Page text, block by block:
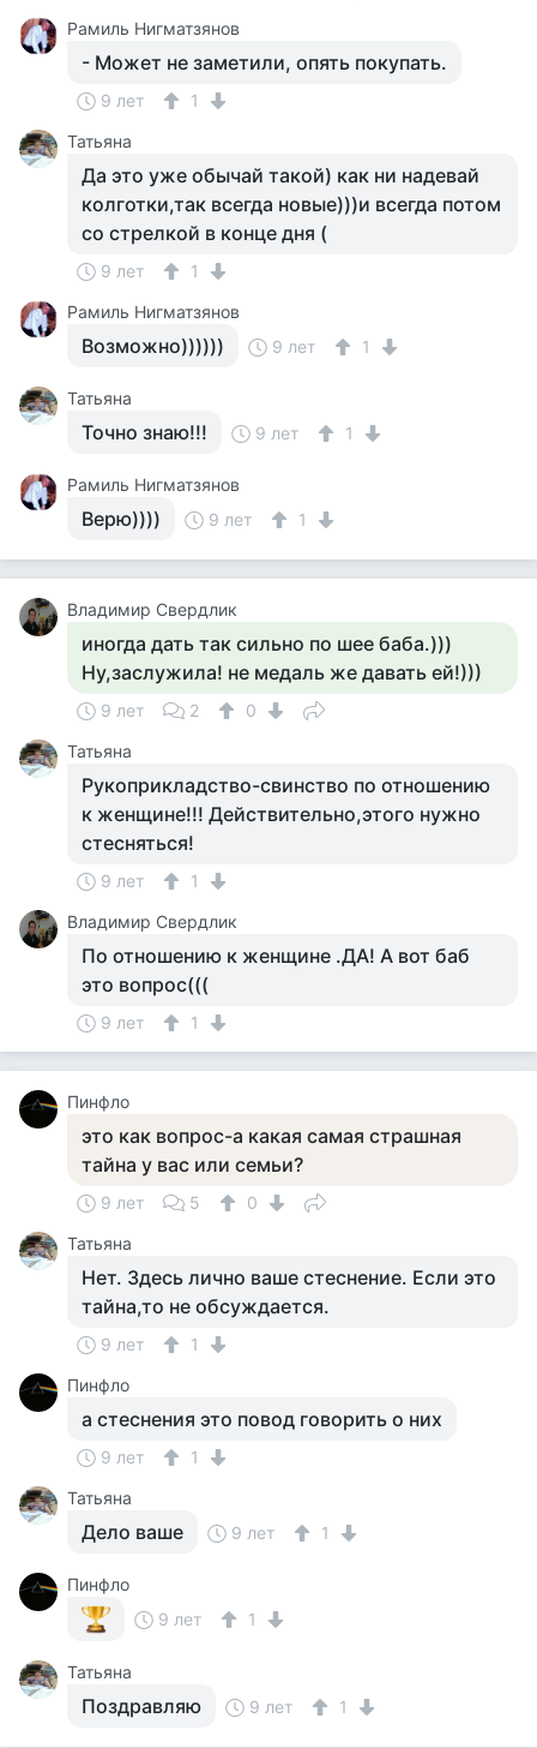
Рамиль Нигматзянов
- Может не заметили, опять покупать.
9 лет
1
Татьяна
Да это уже обычай такой) как ни надевай
колготки,так всегда новые)))и всегда потом
со стрелкой в конце дня (
9 лет
1
Рамиль Нигматзянов
Возможно)))))) 9 лет 1
Татьяна
Точно знаю!!! 9 лет 1
Рамиль Нигматзянов
Верю)))) 9 лет 1
Владимир Свердлик
иногда дать так сильно по шее баба.)))
Ну,заслужила! не медаль же давать ей!)))
9 лет 2
0
Татьяна
Рукоприкладство-свинство по отношению
к женщине!!! Действительно,этого нужно
стесняться!
9 лет
1
Владимир Свердлик
По отношению к женщине .ДА! А вот баб
это вопрос(((
9 лет 1
Пинфло
это как вопрос-а какая самая страшная
тайна у вас или семьи?
9 лет 5
0
Татьяна
Нет. Здесь лично ваше стеснение. Если это
тайна,то не обсуждается.
9 лет
1
Пинфло
а стеснения это повод говорить о них
9 лет
1
Татьяна
Дело ваше 9 лет 1
Пинфло
9 лет
1
Татьяна
Поздравляю 9 лет 1